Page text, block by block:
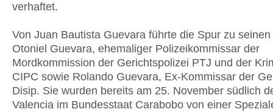
verhaftet.
Von Juan Bautista Guevara führte die Spur zu
Otoniel Guevara, ehemaliger Polizeikommissar der
Mordkommission der Gerichtspolizei PTJ und der
CIPC sowie Rolando Guevara, Ex-Kommissar der
Disip. Sie wurden bereits am 25. November südlich
Valencia im Bundesstaat Carabobo von einer